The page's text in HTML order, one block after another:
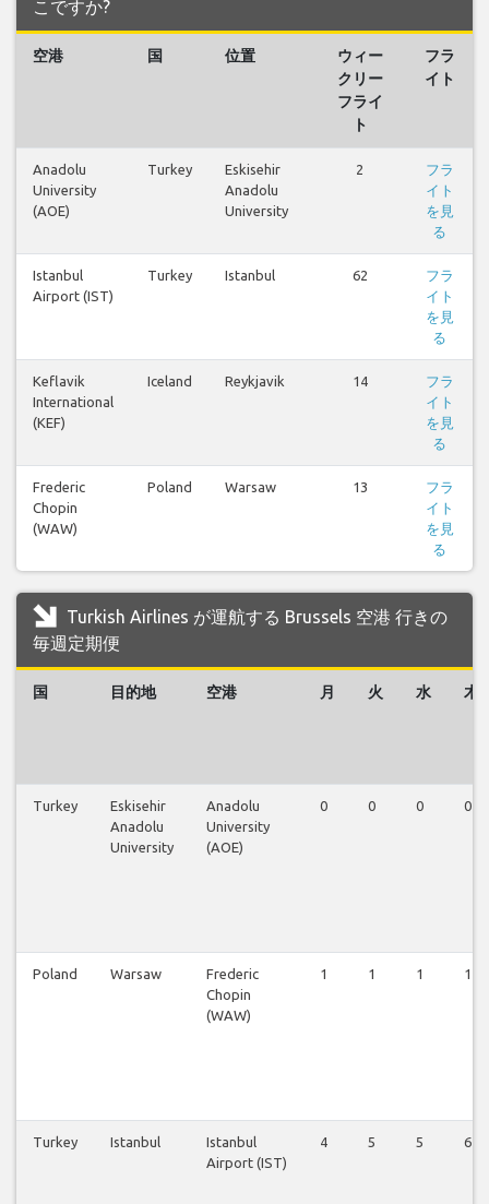
こですか?
空港 国 位置
ウィー
クリー
フライ
ト
フラ
イト
Anadolu
University
(AOE)
Turkey
Eskisehir
Anadolu
University
2
フラ
イト
を見
る
Istanbul
Airport (IST)
Turkey Istanbul 62
フラ
イト
を見
る
Keflavik
International
(KEF)
Iceland Reykjavik 14
フラ
イト
を見
る
Frederic
Chopin
(WAW)
Poland Warsaw 13
フラ
イト
を見
る
Turkish Airlines が運航する Brussels 空港 行きの
毎週定期便
国 目的地 空港 月 火 水 木
Turkey
Eskisehir
Anadolu
University
Anadolu
University
(AOE)
0 0 0 0
Poland Warsaw
Frederic
Chopin
(WAW)
1 1 1 1
Turkey Istanbul
Istanbul
Airport (IST)
4 5 5 6